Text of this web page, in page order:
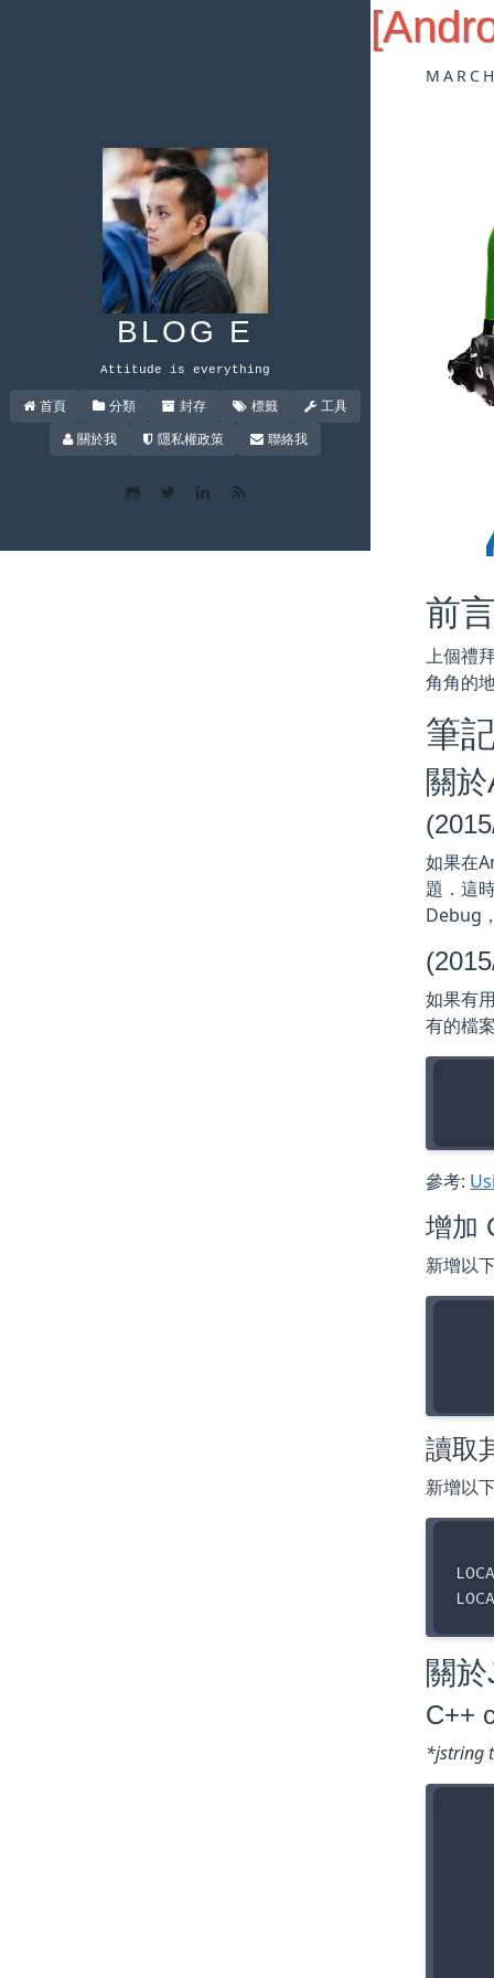
BLOG E
Attitude is everything
首頁 分類 封存 標籤
工具
關於我
隱私權政策 聯絡我
前言
上個禮
角角的
筆
關
如果在
題．這
Debug
如果有
有的檔
參考:
增加
新增以
讀取
新增以
關
C++
*jstring